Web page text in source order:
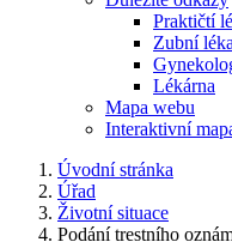
Praktičtí
Zubní
Lékárna
Mapa webu
Interaktivní
Úvodní stránka
Úřad
Životní situace
Podání trestního